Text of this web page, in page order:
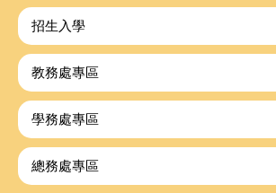
招生入學
教務處專區
學務處專區
總務處專區